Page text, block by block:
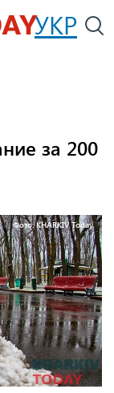
УКР
за 200
Фото: KHARKIV Today.